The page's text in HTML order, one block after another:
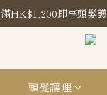
滿HK$1,200即享頭
滿HK$1,200即享頭
門市地址
HK$1,200即享頭髮
頭髮護理